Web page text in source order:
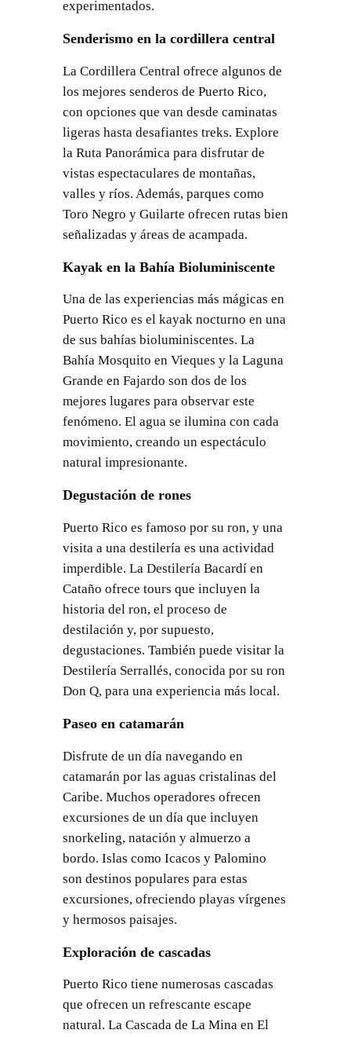
experimentados.
Senderismo en la cordillera central
La Cordillera Central ofrece algunos de
los mejores senderos de Puerto Rico,
con opciones que van desde caminatas
ligeras hasta desafiantes treks. Explore
la Ruta Panorámica para disfrutar de
vistas espectaculares de montañas,
valles y ríos. Además, parques como
Toro Negro y Guilarte ofrecen rutas bien
señalizadas y áreas de acampada.
Kayak en la Bahía Bioluminiscente
Una de las experiencias más mágicas en
Puerto Rico es el kayak nocturno en una
de sus bahías bioluminiscentes. La
Bahía Mosquito en Vieques y la Laguna
Grande en Fajardo son dos de los
mejores lugares para observar este
fenómeno. El agua se ilumina con cada
movimiento, creando un espectáculo
natural impresionante.
Degustación de rones
Puerto Rico es famoso por su ron, y una
visita a una destilería es una actividad
imperdible. La Destilería Bacardí en
Cataño ofrece tours que incluyen la
historia del ron, el proceso de
destilación y, por supuesto,
degustaciones. También puede visitar la
Destilería Serrallés, conocida por su ron
Don Q, para una experiencia más local.
Paseo en catamarán
Disfrute de un día navegando en
catamarán por las aguas cristalinas del
Caribe. Muchos operadores ofrecen
excursiones de un día que incluyen
snorkeling, natación y almuerzo a
bordo. Islas como Icacos y Palomino
son destinos populares para estas
excursiones, ofreciendo playas vírgenes
y hermosos paisajes.
Exploración de cascadas
Puerto Rico tiene numerosas cascadas
que ofrecen un refrescante escape
natural. La Cascada de La Mina en El